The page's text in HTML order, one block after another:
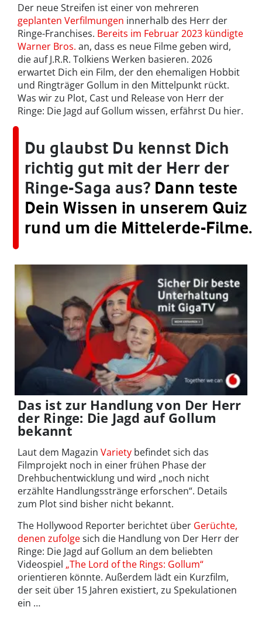
Der neue Streifen ist einer von mehreren
geplanten Verfilmungen innerhalb des Herr der
Ringe-Franchises. Bereits im Februar 2023 kündigte
Warner Bros. an, dass es neue Filme geben wird,
die auf J.R.R. Tolkiens Werken basieren. 2026
erwartet Dich ein Film, der den ehemaligen Hobbit
und Ringträger Gollum in den Mittelpunkt rückt.
Was wir zu Plot, Cast und Release von Herr der
Ringe: Die Jagd auf Gollum wissen, erfährst Du hier.
Du glaubst Du kennst Dich
richtig gut mit der Herr der
Ringe-Saga aus? Dann teste
Dein Wissen in unserem Quiz
rund um die Mittelerde-Filme.
Das ist zur Handlung von Der Herr
der Ringe: Die Jagd auf Gollum
bekannt
Laut dem Magazin Variety befindet sich das
Filmprojekt noch in einer frühen Phase der
Drehbuchentwicklung und wird „noch nicht
erzählte Handlungsstränge erforschen“. Details
zum Plot sind bisher nicht bekannt.
The Hollywood Reporter berichtet über Gerüchte,
denen zufolgesich die Handlung von Der Herr der
Ringe: Die Jagd auf Gollum an dem beliebten
Videospiel „The Lord of the Rings: Gollum“
orientieren könnte. Außerdem lädt ein Kurzfilm,
der seit über 15 Jahren existiert, zu Spekulationen
ein …